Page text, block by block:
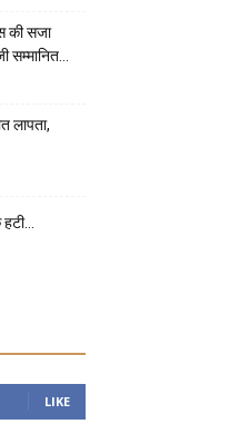
की सजा
सम्मानित…
लापता,
LIKE